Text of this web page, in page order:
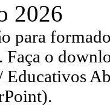
2026
para
Faça o
Educativos